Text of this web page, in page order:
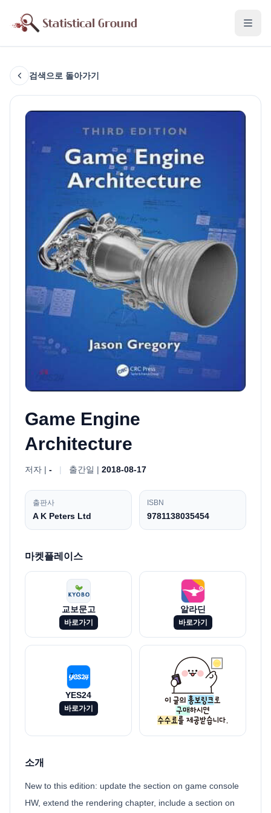
검색으로 돌아가기
Game Engine
Architecture
저자 | - | 출간일 | 2018-08-17
출판사
A K Peters Ltd
ISBN
9781138035454
마켓플레이스
교보문고
바로가기
알라딘
바로가기
YES24
바로가기
소개
New to this edition: update the section on game console
HW, extend the rendering chapter, include a section on